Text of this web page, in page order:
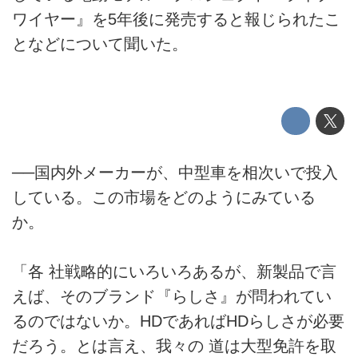
ワイヤー』を5年後に発売すると報じられたこ
となどについて聞いた。
──国内外メーカーが、中型車を相次いで投入
している。この市場をどのようにみている
か。
「各 社戦略的にいろいろあるが、新製品で言
えば、そのブランド『らしさ』が問われてい
るのではないか。HDであればHDらしさが必要
だろう。とは言え、我々の 道は大型免許を取